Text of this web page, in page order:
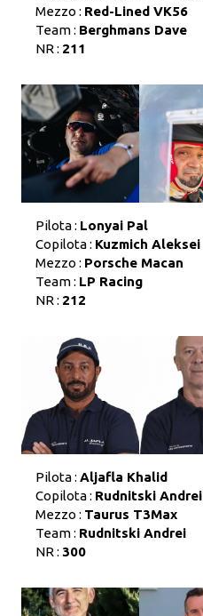
Mezzo : Red-Lined VK56
Team : Berghmans Dave
NR : 211
Pilota : Lonyai Pal
Copilota : Kuzmich Aleksei
Mezzo : Porsche Macan
Team : LP Racing
NR : 212
Pilota : Aljafla Khalid
Copilota : Rudnitski Andrei
Mezzo : Taurus T3Max
Team : Rudnitski Andrei
NR : 300